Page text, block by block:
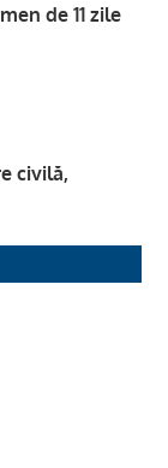
de 11 zile